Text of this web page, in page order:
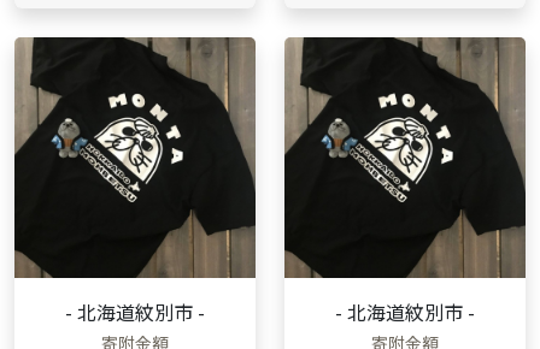
- 北海道紋別市 -
寄附金額
- 北海道紋別市 -
寄附金額